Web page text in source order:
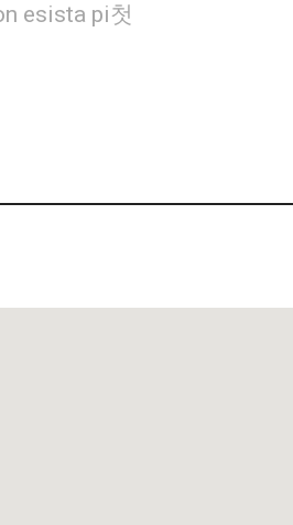
esista pi첫